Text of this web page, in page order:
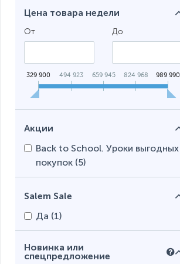
Цена товара недели
От До
329 900 494 923 659 945 824 968 989 990
Акции
Back to School. Уроки выгодных
покупок (5)
Salem Sale
Да (1)
Новинка или
спецпредложение